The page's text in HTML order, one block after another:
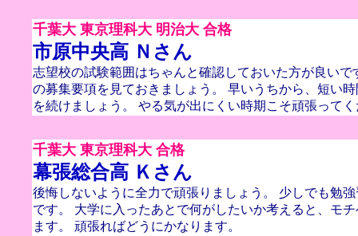
千葉大 東京理科大 明治大 合格
市原中央高 Ｎさん
志望校の試験範囲はちゃんと確認しておいた方が良いで
の募集要項を見ておきましょう。 早いうちから、短い
を続けましょう。 やる気が出にくい時期こそ頑張って
千葉大 東京理科大 合格
幕張総合高 Ｋさん
後悔しないように全力で頑張りましょう。 少しでも勉
です。 大学に入ったあとで何がしたいか考えると、モ
ます。 頑張ればどうにかなります。